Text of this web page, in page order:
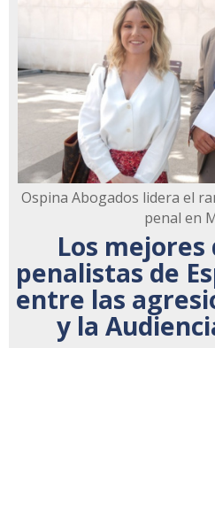
Ospina Abogados lidera el
penal en
Los mejores
penalistas de
entre las
y la